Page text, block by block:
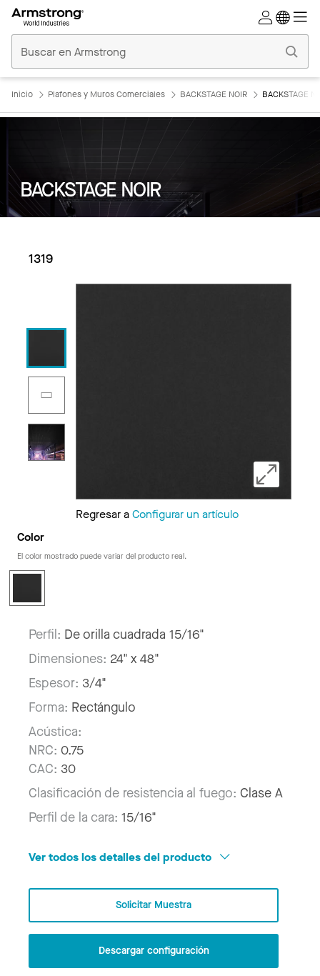
Comerciales
Inicio
Inicio Plafones y Muros Comerciales BACKSTAGE NOIR BACKSTAGE
BACKSTAGE NOIR
1319
Regresar aConfigurar un artículo
Color
El color mostrado puede variar del producto real.
Perfil: De orilla cuadrada 15/16"
Dimensiones: 24" x 48"
Espesor: 3/4"
Forma: Rectángulo
Acústica:
NRC: 0.75
CAC: 30
Clasificación de resistencia al fuego: Clase A
Perfil de la cara: 15/16"
Ver todos los detalles del producto
Solicitar Muestra
Descargar configuración